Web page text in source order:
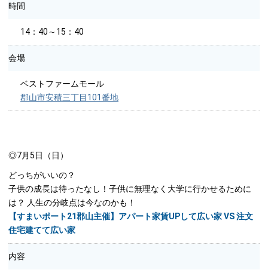
時間
14：40～15：40
会場
ベストファームモール
郡山市安積三丁目101番地
◎7月5日（日）
どっちがいいの？
子供の成長は待ったなし！子供に無理なく大学に行かせるために
は？ 人生の分岐点は今なのかも！
【すまいポート21郡山主催】アパート家賃UPして広い家 VS 注文
住宅建てて広い家
内容